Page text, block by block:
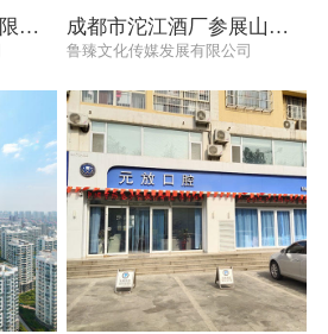
四川省汇丰德酒业有限公司 成都市沱江酒厂参展山东糖酒会
鲁臻文化传媒发展有限公司